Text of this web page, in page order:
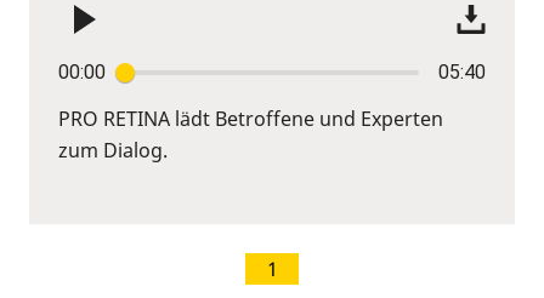
00:00 05:40
PRO RETINA lädt Betroffene und Experten
zum Dialog.
1